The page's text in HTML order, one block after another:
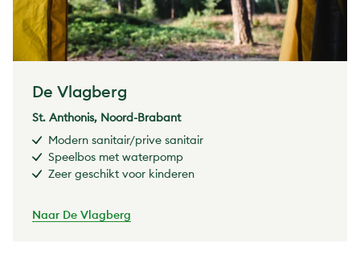
De Vlagberg
St. Anthonis, Noord-Brabant
Modern sanitair/prive sanitair
Speelbos met waterpomp
Zeer geschikt voor kinderen
Naar De Vlagberg